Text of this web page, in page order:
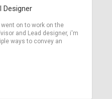
Designer
went on to work on the
and Lead designer, i'm
ways to convey an